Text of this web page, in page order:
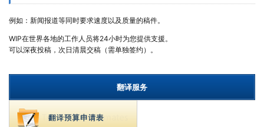
例如： 新闻报道等同时要求速度以及质量的稿件。
WIP在世界各地的工作人员将24小时为您提供支援。
可以深夜投稿，次日清晨交稿（需单独签约）。
翻译服务